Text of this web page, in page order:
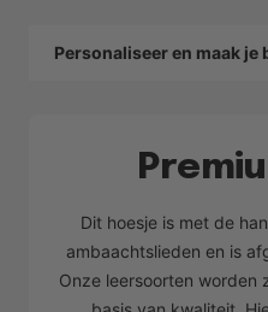
Personaliseer en maak je
Dit hoesje is met de
ambaachtslieden en is
Onze leersoorten